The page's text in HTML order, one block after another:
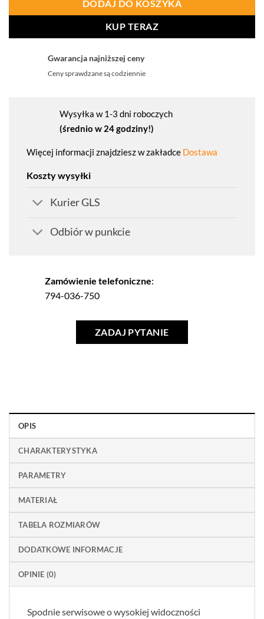
DODAJ DO KOSZYKA
KUP TERAZ
Gwarancja najniższej ceny
Ceny sprawdzane są codziennie
Wysyłka w 1-3 dni roboczych
(średnio w 24 godziny!)
Więcej informacji znajdziesz w zakładce Dostawa
Koszty wysyłki
Kurier GLS
Odbiór w punkcie
Zamówienie telefoniczne:
794-036-750
ZADAJ PYTANIE
OPIS
CHARAKTERYSTYKA
PARAMETRY
MATERIAŁ
TABELA ROZMIARÓW
DODATKOWE INFORMACJE
OPINIE (0)
Spodnie serwisowe o wysokiej widoczności